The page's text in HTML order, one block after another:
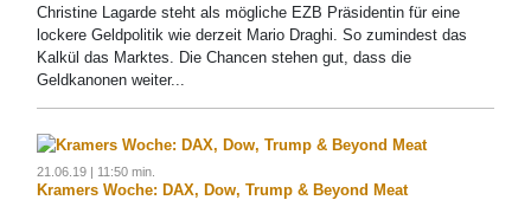
Christine Lagarde steht als mögliche EZB Präsidentin für eine
lockere Geldpolitik wie derzeit Mario Draghi. So zumindest das
Kalkül das Marktes. Die Chancen stehen gut, dass die
Geldkanonen weiter...
21.06.19 | 11:50 min.
Kramers Woche: DAX, Dow, Trump & Beyond Meat